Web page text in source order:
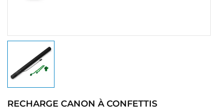
RECHARGE CANON À CONFETTIS